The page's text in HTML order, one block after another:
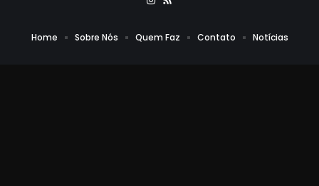
Home Sobre Nós Quem Faz Contato Notícias